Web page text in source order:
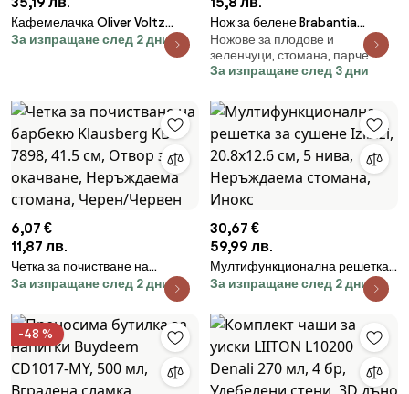
Кафемелачка Oliver Voltz
OV51172C, 150W, 60 гр,
За изпращане след 2 дни
Нож за белене Brabantia
Tasty+ 1001166, 9 см, Закалена
стомана, Устойчив на
надраскване и корозия,
Ножове за плодове и
зеленчуци, стомана, парче
За изпращане след 3 дни
6,07 €
11,87 лв.
Четка за почистване на
барбекю Klausberg KB 7898,
41.5 см, Отвор за окачване,
Неръждаема стомана, Черен/
Червен
За изпращане след 2 дни
30,67 €
59,99 лв.
Мултифункционална решетка
за сушене Izibizi, 20.8х12.6 см,
5 нива, Неръждаема стомана,
Инокс
За изпращане след 2 дни
-48 %